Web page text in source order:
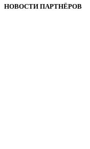
НОВОСТИ ПАРТНЁРОВ